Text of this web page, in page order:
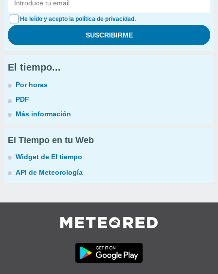
He leído y acepto la política de privacidad.
El tiempo...
Por horas
PDF
Más información
El Tiempo en tu Web
Widget de El tiempo
API de Meteorología